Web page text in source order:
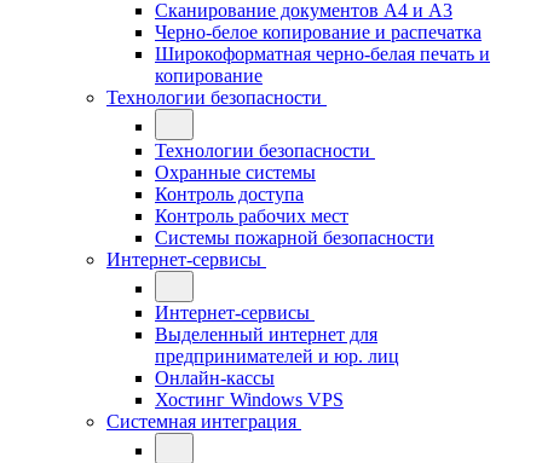
Сканирование документов А4 и А3
Черно-белое копирование и распечатка
Широкоформатная черно-белая печать и
копирование
Технологии безопасности
Технологии безопасности
Охранные системы
Контроль доступа
Контроль рабочих мест
Системы пожарной безопасности
Интернет-сервисы
Интернет-сервисы
Выделенный интернет для
предпринимателей и юр. лиц
Онлайн-кассы
Хостинг Windows VPS
Системная интеграция